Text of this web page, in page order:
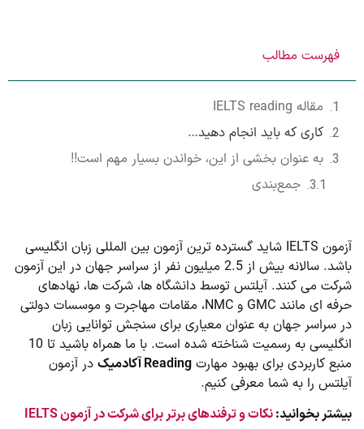
فهرست مطالب
مقاله IELTS reading
کاری که باید انجام دهید…
به عنوان بخشی از این، خواندن بسیار مهم است!!
جمع‌بندی
آزمون IELTS شاید گسترده ترین آزمون بین المللی زبان انگلیسی
باشد. سالانه بیش از 2.5 میلیون نفر از سراسر جهان در این آزمون
شرکت می کنند. آیلتس توسط دانشگاه ها، شرکت ها، نهادهای
حرفه ای مانند GMC و NMC، مقامات مهاجرت و موسسات دولتی
در سراسر جهان به عنوان معیاری برای سنجش توانایی زبان
انگلیسی به رسمیت شناخته شده است. با ما همراه باشید تا 10
منبع کاربردی برای بهبود مهارت Reading آکادمیک
در آزمون
آیلتس را به شما معرفی کنیم.
بیشتر بخوانید:نکات و ترفندهای برتر برای شرکت در آزمون IELTS